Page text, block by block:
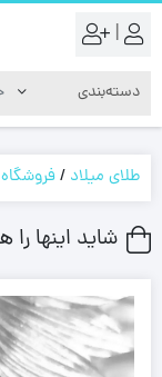
|
طلای میلاد /فروشگاه
شاید اینها